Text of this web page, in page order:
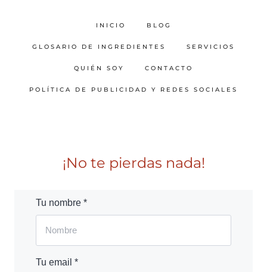
INICIO BLOG
GLOSARIO DE INGREDIENTES SERVICIOS
QUIÉN SOY CONTACTO
POLÍTICA DE PUBLICIDAD Y REDES SOCIALES
¡No te pierdas nada!
Tu nombre *
Tu email *